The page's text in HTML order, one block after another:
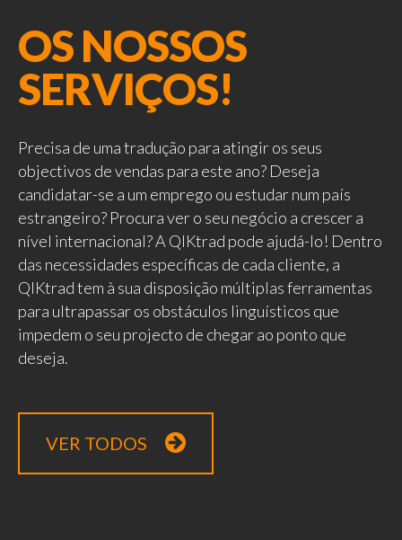
OS NOSSOS
SERVIÇOS!
Precisa de uma tradução para atingir os seus
objectivos de vendas para este ano? Deseja
candidatar-se a um emprego ou estudar num país
estrangeiro? Procura ver o seu negócio a crescer a
nível internacional? A QIKtrad pode ajudá-lo! Dentro
das necessidades específicas de cada cliente, a
QIKtrad tem à sua disposição múltiplas ferramentas
para ultrapassar os obstáculos linguísticos que
impedem o seu projecto de chegar ao ponto que
deseja.
VER TODOS